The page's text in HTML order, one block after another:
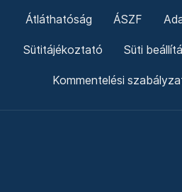
Átláthatóság ÁSZF
Sütitájékoztató Süti
Kommentelési